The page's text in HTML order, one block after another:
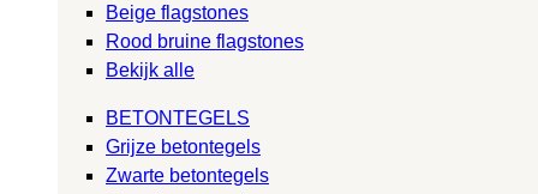
Beige flagstones
Rood bruine flagstones
Bekijk alle
BETONTEGELS
Grijze betontegels
Zwarte betontegels